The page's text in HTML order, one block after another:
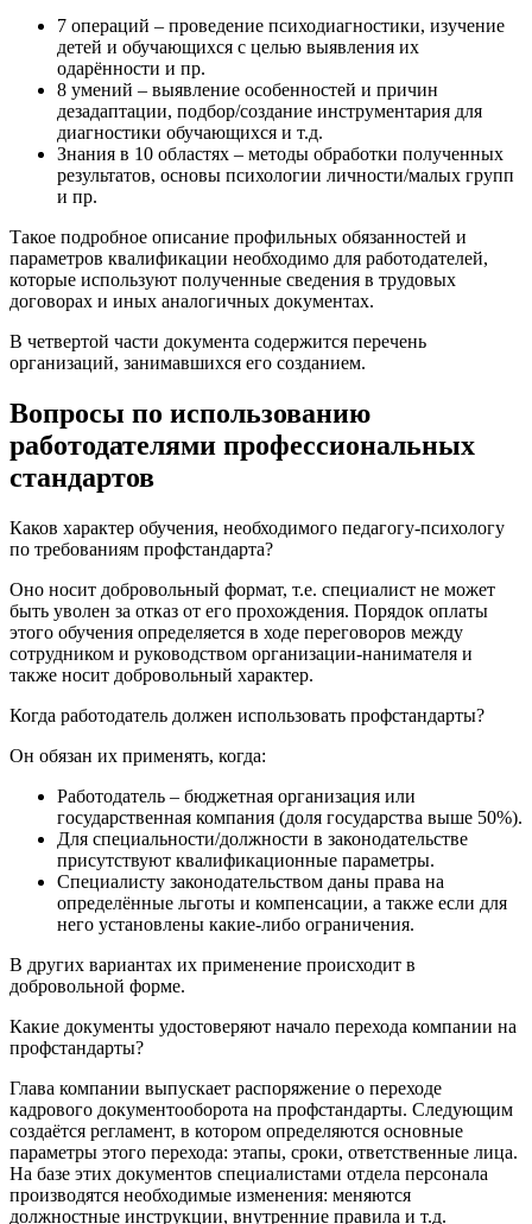
7 операций – проведение психодиагностики, изучение
детей и обучающихся с целью выявления их
одарённости и пр.
8 умений – выявление особенностей и причин
дезадаптации, подбор/создание инструментария для
диагностики обучающихся и т.д.
Знания в 10 областях – методы обработки полученных
результатов, основы психологии личности/малых групп
и пр.
Такое подробное описание профильных обязанностей и
параметров квалификации необходимо для работодателей,
которые используют полученные сведения в трудовых
договорах и иных аналогичных документах.
В четвертой части документа содержится перечень
организаций, занимавшихся его созданием.
Вопросы по использованию
работодателями профессиональных
стандартов
Каков характер обучения, необходимого педагогу-психологу
по требованиям профстандарта?
Оно носит добровольный формат, т.е. специалист не может
быть уволен за отказ от его прохождения. Порядок оплаты
этого обучения определяется в ходе переговоров между
сотрудником и руководством организации-нанимателя и
также носит добровольный характер.
Когда работодатель должен использовать профстандарты?
Он обязан их применять, когда:
Работодатель – бюджетная организация или
государственная компания (доля государства выше 50%).
Для специальности/должности в законодательстве
присутствуют квалификационные параметры.
Специалисту законодательством даны права на
определённые льготы и компенсации, а также если для
него установлены какие-либо ограничения.
В других вариантах их применение происходит в
добровольной форме.
Какие документы удостоверяют начало перехода компании на
профстандарты?
Глава компании выпускает распоряжение о переходе
кадрового документооборота на профстандарты. Следующим
создаётся регламент, в котором определяются основные
параметры этого перехода: этапы, сроки, ответственные лица.
На базе этих документов специалистами отдела персонала
производятся необходимые изменения: меняются
должностные инструкции, внутренние правила и т.д.